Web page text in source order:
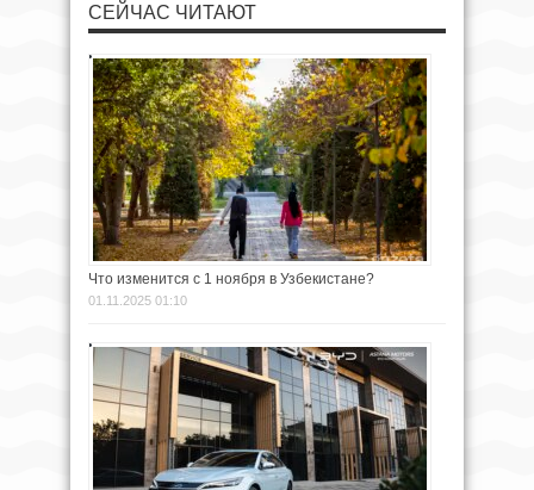
СЕЙЧАС ЧИТАЮТ
Что изменится с 1 ноября в Узбекистане?
01.11.2025 01:10